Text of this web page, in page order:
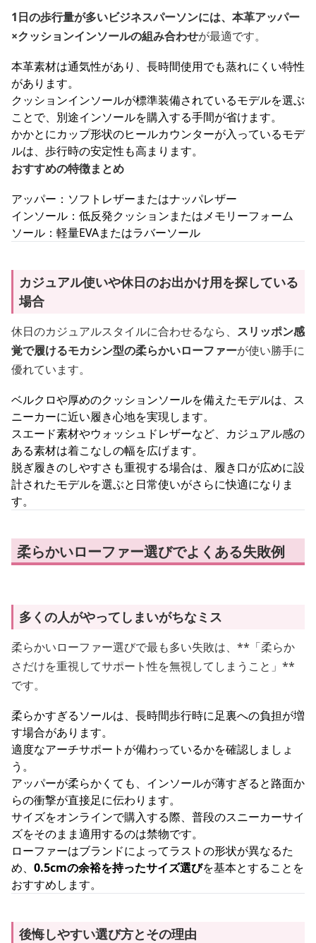
1日の歩行量が多いビジネスパーソンには、本革アッパー
×クッションインソールの組み合わせが最適です。
本革素材は通気性があり、長時間使用でも蒸れにくい特性
があります。
クッションインソールが標準装備されているモデルを選ぶ
ことで、別途インソールを購入する手間が省けます。
かかとにカップ形状のヒールカウンターが入っているモデ
ルは、歩行時の安定性も高まります。
おすすめの特徴まとめ
アッパー：ソフトレザーまたはナッパレザー
インソール：低反発クッションまたはメモリーフォーム
ソール：軽量EVAまたはラバーソール
カジュアル使いや休日のお出かけ用を探している
場合
休日のカジュアルスタイルに合わせるなら、 スリッポン感
覚で履けるモカシン型の柔らかいローファーが使い勝手に
優れています。
ベルクロや厚めのクッションソールを備えたモデルは、ス
ニーカーに近い履き心地を実現します。
スエード素材やウォッシュドレザーなど、カジュアル感の
ある素材は着こなしの幅を広げます。
脱ぎ履きのしやすさも重視する場合は、履き口が広めに設
計されたモデルを選ぶと日常使いがさらに快適になりま
す。
柔らかいローファー選びでよくある失敗例
多くの人がやってしまいがちなミス
柔らかいローファー選びで最も多い失敗は、**「柔らか
さだけを重視してサポート性を無視してしまうこと」**
です。
柔らかすぎるソールは、長時間歩行時に足裏への負担が増
す場合があります。
適度なアーチサポートが備わっているかを確認しましょ
う。
アッパーが柔らかくても、インソールが薄すぎると路面か
らの衝撃が直接足に伝わります。
サイズをオンラインで購入する際、普段のスニーカーサイ
ズをそのまま適用するのは禁物です。
ローファーはブランドによってラストの形状が異なるた
め、 0.5cmの余裕を持ったサイズ選びを基本とすることを
おすすめします。
後悔しやすい選び方とその理由